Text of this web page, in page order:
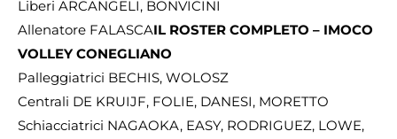
Liberi ARCANGELI, BONVICINI
Allenatore FALASCAIL ROSTER COMPLETO – IMOCO
VOLLEY CONEGLIANO
Palleggiatrici BECHIS, WOLOSZ
Centrali DE KRUIJF, FOLIE, DANESI, MORETTO
Schiacciatrici NAGAOKA, EASY, RODRIGUEZ, LOWE,